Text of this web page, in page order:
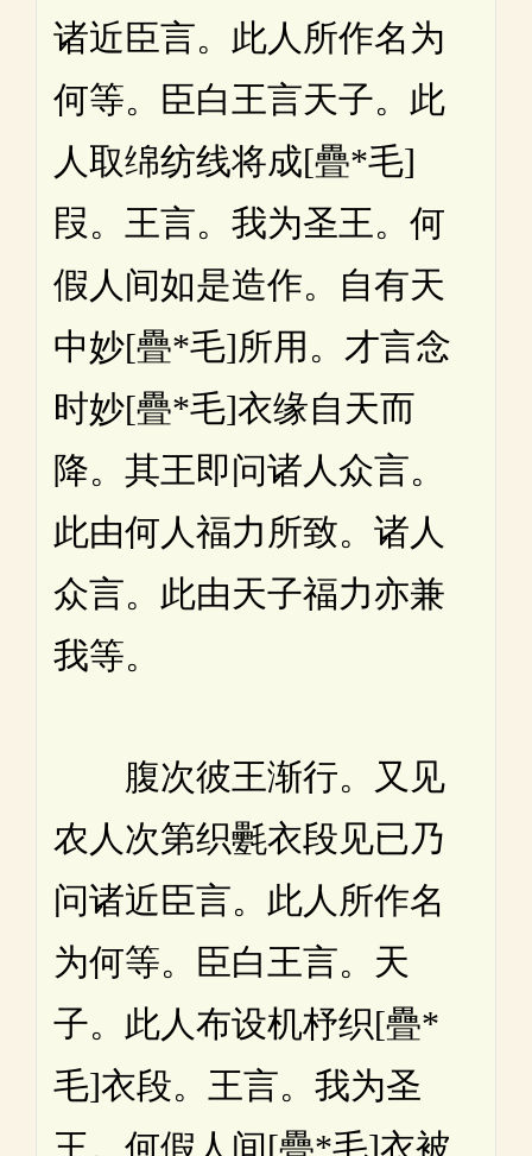
诸近臣言。此人所作名为
何等。臣白王言天子。此
人取绵纺线将成[疊*毛]
叚。王言。我为圣王。何
假人间如是造作。自有天
中妙[疊*毛]所用。才言念
时妙[疊*毛]衣缘自天而
降。其王即问诸人众言。
此由何人福力所致。诸人
众言。此由天子福力亦兼
我等。
腹次彼王渐行。又见
农人次第织氎衣段见已乃
问诸近臣言。此人所作名
为何等。臣白王言。天
子。此人布设机杼织[疊*
毛]衣段。王言。我为圣
王。何假人间[疊*毛]衣被